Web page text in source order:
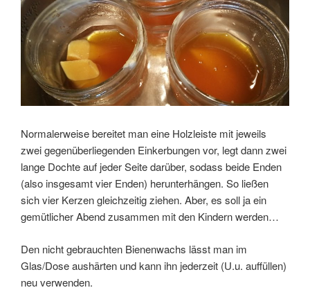
Normalerweise bereitet man eine Holzleiste mit jeweils
zwei gegenüberliegenden Einkerbungen vor, legt dann zwei
lange Dochte auf jeder Seite darüber, sodass beide Enden
(also insgesamt vier Enden) herunterhängen. So ließen
sich vier Kerzen gleichzeitig ziehen. Aber, es soll ja ein
gemütlicher Abend zusammen mit den Kindern werden…
Den nicht gebrauchten Bienenwachs lässt man im
Glas/Dose aushärten und kann ihn jederzeit (U.u. auffüllen)
neu verwenden.